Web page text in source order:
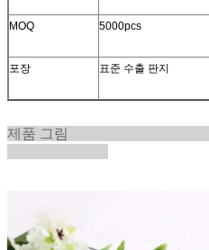
MOQ 5000pcs
포장 표준 수출 판지
제품